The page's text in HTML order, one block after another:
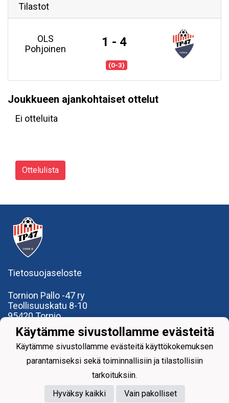
Tilastot
OLS
Pohjoinen
1 - 4
(0-3)
Joukkueen ajankohtaiset ottelut
Ei otteluita
Ottelulista
Tietosuojaseloste
Tornion Pallo -47 ry
Teollisuuskatu 8-10
95420 Tornio
+358 40591 9275
office@tp47.com
Powered by
Käytämme sivustollamme evästeitä
Käytämme sivustollamme evästeitä käyttökokemuksen
parantamiseksi sekä toiminnallisiin ja tilastollisiin
tarkoituksiin.
Hyväksy kaikki
Vain pakolliset